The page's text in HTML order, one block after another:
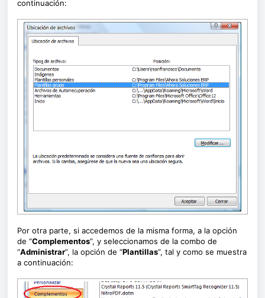
continuación:
Por otra parte, si accedemos de la misma forma, a la opción
de “Complementos”, y seleccionamos de la combo de
“Administrar”, la opción de “Plantillas”, tal y como se muestra
a continuación: